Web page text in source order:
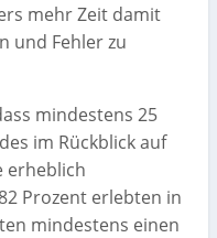
mehr Zeit damit
und Fehler zu
mindestens 25
im Rückblick auf
erheblich
Prozent erlebten in
mindestens einen